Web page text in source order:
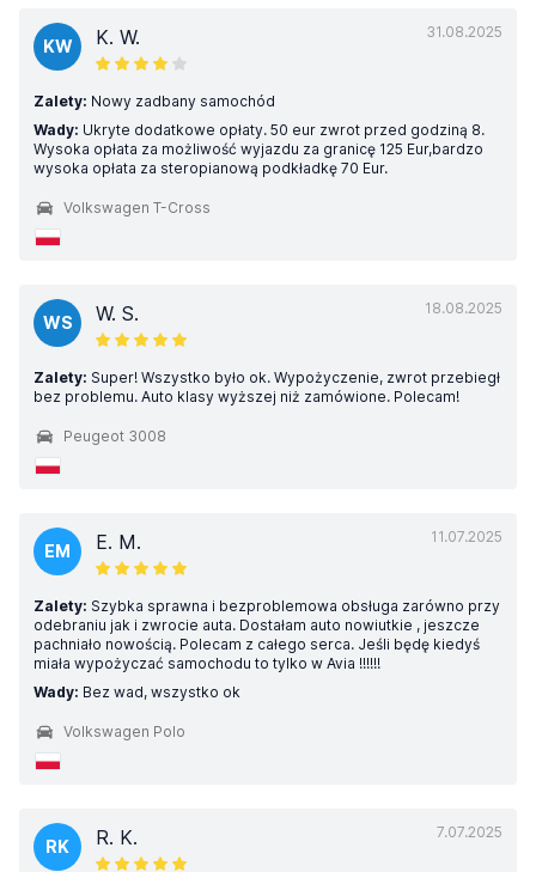
31.08.2025
KW K. W.
Zalety: Nowy zadbany samochód
Wady: Ukryte dodatkowe opłaty. 50 eur zwrot przed godziną 8.
Wysoka opłata za możliwość wyjazdu za granicę 125 Eur,bardzo
wysoka opłata za steropianową podkładkę 70 Eur.
Volkswagen T-Cross
18.08.2025
WS W. S.
Zalety: Super! Wszystko było ok. Wypożyczenie, zwrot przebiegł
bez problemu. Auto klasy wyższej niż zamówione. Polecam!
Peugeot 3008
11.07.2025
EM E. M.
Zalety: Szybka sprawna i bezproblemowa obsługa zarówno przy
odebraniu jak i zwrocie auta. Dostałam auto nowiutkie , jeszcze
pachniało nowością. Polecam z całego serca. Jeśli będę kiedyś
miała wypożyczać samochodu to tylko w Avia !!!!!!
Wady: Bez wad, wszystko ok
Volkswagen Polo
7.07.2025
RK R. K.